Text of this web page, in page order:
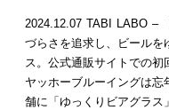
2024.12.07 TABI LABO –
づらさを追求し、ビールを
ス。公式通販サイトでの初
ヤッホーブルーイングは
舗に「ゆっくりビアグラス